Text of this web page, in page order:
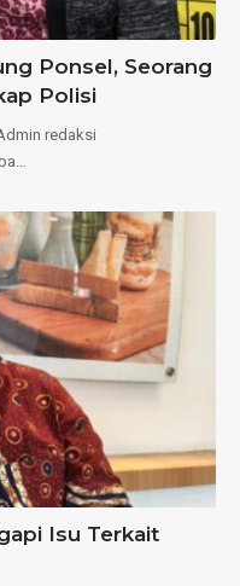
Ponsel, Seorang
Polisi
redaksi
Isu Terkait